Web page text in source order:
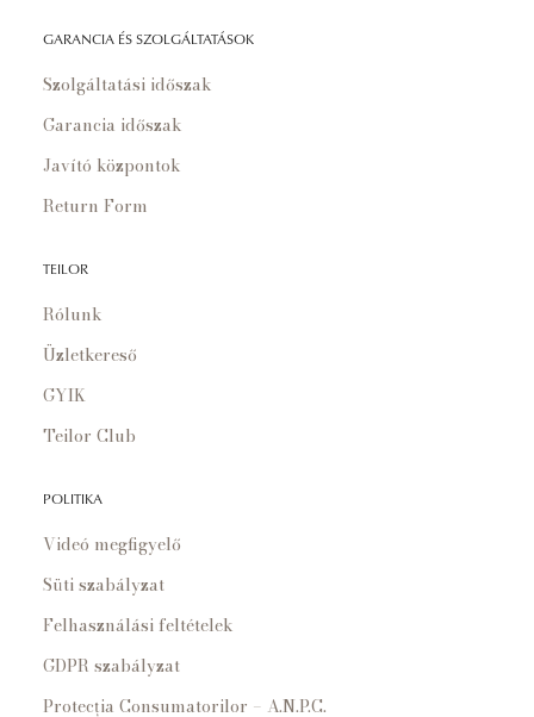
GARANCIA ÉS SZOLGÁLTATÁSOK
Szolgáltatási időszak
Garancia időszak
Javító központok
Return Form
TEILOR
Rólunk
Üzletkereső
GYIK
Teilor Club
POLITIKA
Videó megfigyelő
Süti szabályzat
Felhasználási feltételek
GDPR szabályzat
Protecția Consumatorilor – A.N.P.C.